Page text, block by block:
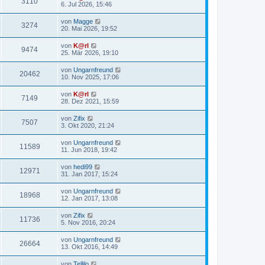
6. Jul 2026, 15:46
3274 von Magge
20. Mai 2026, 19:52
9474 von K@rl
25. Mär 2026, 19:10
20462 von Ungarnfreund
10. Nov 2025, 17:06
7149 von K@rl
28. Dez 2021, 15:59
7507 von Zifix
3. Okt 2020, 21:24
11589 von Ungarnfreund
11. Jun 2018, 19:42
12971 von hedi99
31. Jan 2017, 15:24
18968 von Ungarnfreund
12. Jan 2017, 13:08
11736 von Zifix
5. Nov 2016, 20:24
26664 von Ungarnfreund
13. Okt 2016, 14:49